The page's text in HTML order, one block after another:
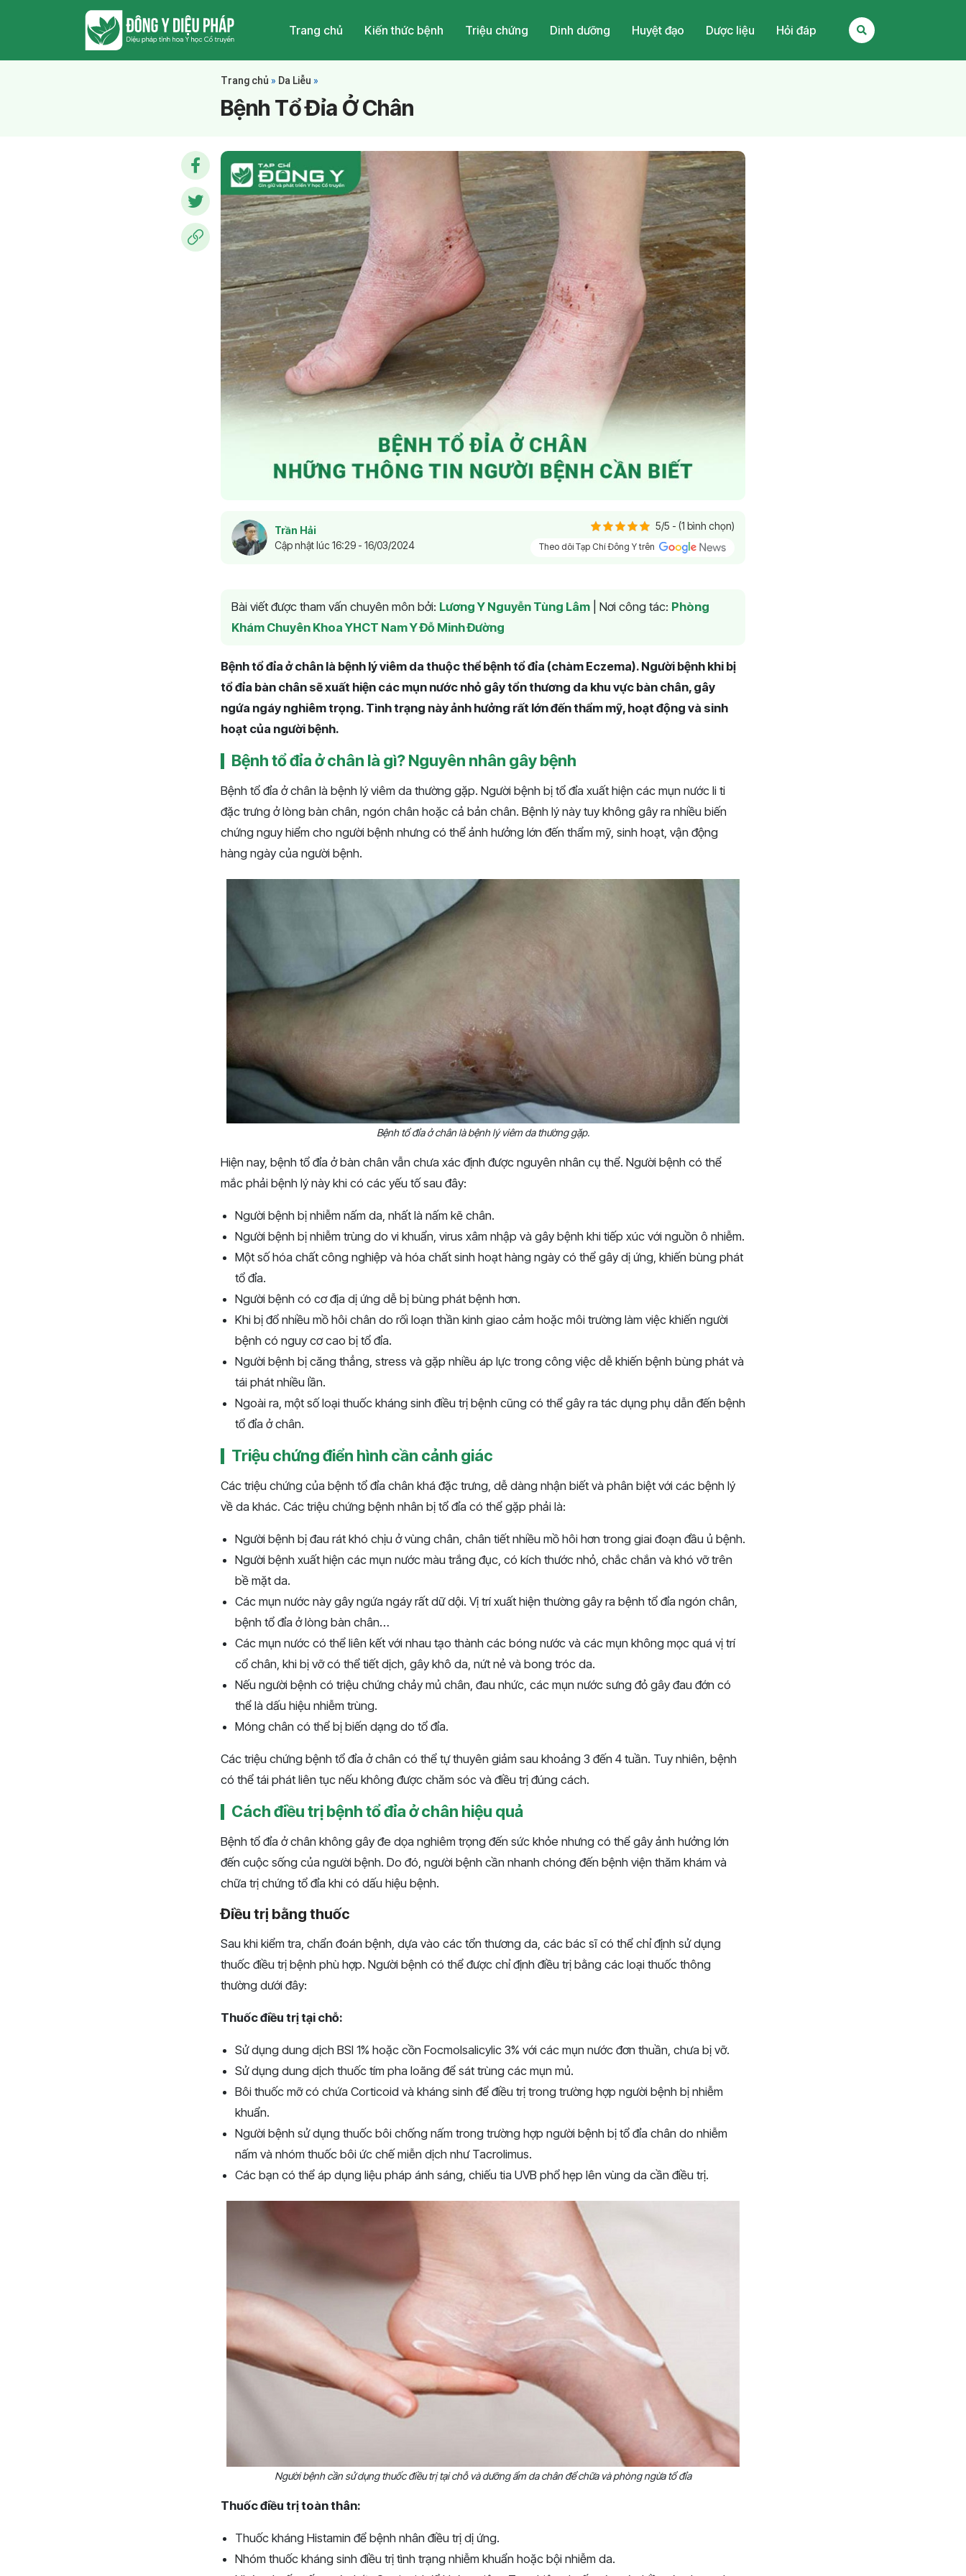
Trang chủ Kiến thức bệnh Triệu chứng Dinh dưỡng Huyệt đạo Dược liệu Hỏi đáp
Trang chủ » Da Liễu »
Bệnh Tổ Đỉa Ở Chân
Trần Hải
Cập nhật lúc 16:29 - 16/03/2024
5/5 - (1 bình chọn)
Theo dõi Tạp Chí Đông Y trên
Bài viết được tham vấn chuyên môn bởi: Lương Y Nguyễn Tùng Lâm Nơi công tác: Phòng
Khám Chuyên Khoa YHCT Nam Y Đỗ Minh Đường
Bệnh tổ đỉa ở chân là bệnh lý viêm da thuộc thể bệnh tổ đỉa (chàm Eczema). Người bệnh khi bị
tổ đỉa bàn chân sẽ xuất hiện các mụn nước nhỏ gây tổn thương da khu vực bàn chân, gây
ngứa ngáy nghiêm trọng. Tình trạng này ảnh hưởng rất lớn đến thẩm mỹ, hoạt động và sinh
hoạt của người bệnh.
Bệnh tổ đỉa ở chân là gì? Nguyên nhân gây bệnh
Bệnh tổ đỉa ở chân là bệnh lý viêm da thường gặp. Người bệnh bị tổ đỉa xuất hiện các mụn nước li ti
đặc trưng ở lòng bàn chân, ngón chân hoặc cả bản chân. Bệnh lý này tuy không gây ra nhiều biến
chứng nguy hiểm cho người bệnh nhưng có thể ảnh hưởng lớn đến thẩm mỹ, sinh hoạt, vận động
hàng ngày của người bệnh.
Bệnh tổ đỉa ở chân là bệnh lý viêm da thường gặp.
Hiện nay, bệnh tổ đỉa ở bàn chân vẫn chưa xác định được nguyên nhân cụ thể. Người bệnh có thể
mắc phải bệnh lý này khi có các yếu tố sau đây:
Người bệnh bị nhiễm nấm da, nhất là nấm kẽ chân.
Người bệnh bị nhiễm trùng do vi khuẩn, virus xâm nhập và gây bệnh khi tiếp xúc với nguồn ô nhiễm.
Một số hóa chất công nghiệp và hóa chất sinh hoạt hàng ngày có thể gây dị ứng, khiến bùng phát
tổ đỉa.
Người bệnh có cơ địa dị ứng dễ bị bùng phát bệnh hơn.
Khi bị đổ nhiều mồ hôi chân do rối loạn thần kinh giao cảm hoặc môi trường làm việc khiến người
bệnh có nguy cơ cao bị tổ đỉa.
Người bệnh bị căng thẳng, stress và gặp nhiều áp lực trong công việc dễ khiến bệnh bùng phát và
tái phát nhiều lần.
Ngoài ra, một số loại thuốc kháng sinh điều trị bệnh cũng có thể gây ra tác dụng phụ dẫn đến bệnh
tổ đỉa ở chân.
Triệu chứng điển hình cần cảnh giác
Các triệu chứng của bệnh tổ đỉa chân khá đặc trưng, dễ dàng nhận biết và phân biệt với các bệnh lý
về da khác. Các triệu chứng bệnh nhân bị tổ đỉa có thể gặp phải là:
Người bệnh bị đau rát khó chịu ở vùng chân, chân tiết nhiều mồ hôi hơn trong giai đoạn đầu ủ bệnh.
Người bệnh xuất hiện các mụn nước màu trắng đục, có kích thước nhỏ, chắc chắn và khó vỡ trên
bề mặt da.
Các mụn nước này gây ngứa ngáy rất dữ dội. Vị trí xuất hiện thường gây ra bệnh tổ đỉa ngón chân,
bệnh tổ đỉa ở lòng bàn chân…
Các mụn nước có thể liên kết với nhau tạo thành các bóng nước và các mụn không mọc quá vị trí
cổ chân, khi bị vỡ có thể tiết dịch, gây khô da, nứt nẻ và bong tróc da.
Nếu người bệnh có triệu chứng chảy mủ chân, đau nhức, các mụn nước sưng đỏ gây đau đớn có
thể là dấu hiệu nhiễm trùng.
Móng chân có thể bị biến dạng do tổ đỉa.
Các triệu chứng bệnh tổ đỉa ở chân có thể tự thuyên giảm sau khoảng 3 đến 4 tuần. Tuy nhiên, bệnh
có thể tái phát liên tục nếu không được chăm sóc và điều trị đúng cách.
Cách điều trị bệnh tổ đỉa ở chân hiệu quả
Bệnh tổ đỉa ở chân không gây đe dọa nghiêm trọng đến sức khỏe nhưng có thể gây ảnh hưởng lớn
đến cuộc sống của người bệnh. Do đó, người bệnh cần nhanh chóng đến bệnh viện thăm khám và
chữa trị chứng tổ đỉa khi có dấu hiệu bệnh.
Điều trị bằng thuốc
Sau khi kiểm tra, chẩn đoán bệnh, dựa vào các tổn thương da, các bác sĩ có thể chỉ định sử dụng
thuốc điều trị bệnh phù hợp. Người bệnh có thể được chỉ định điều trị bằng các loại thuốc thông
thường dưới đây:
Thuốc điều trị tại chỗ:
Sử dụng dung dịch BSI 1% hoặc cồn Focmolsalicylic 3% với các mụn nước đơn thuần, chưa bị vỡ.
Sử dụng dung dịch thuốc tím pha loãng để sát trùng các mụn mủ.
Bôi thuốc mỡ có chứa Corticoid và kháng sinh để điều trị trong trường hợp người bệnh bị nhiễm
khuẩn.
Người bệnh sử dụng thuốc bôi chống nấm trong trường hợp người bệnh bị tổ đỉa chân do nhiễm
nấm và nhóm thuốc bôi ức chế miễn dịch như Tacrolimus.
Các bạn có thể áp dụng liệu pháp ánh sáng, chiếu tia UVB phổ hẹp lên vùng da cần điều trị.
Người bệnh cần sử dụng thuốc điều trị tại chỗ và dưỡng ẩm da chân để chữa và phòng ngừa tổ đỉa
Thuốc điều trị toàn thân:
Thuốc kháng Histamin để bệnh nhân điều trị dị ứng.
Nhóm thuốc kháng sinh điều trị tình trạng nhiễm khuẩn hoặc bội nhiễm da.